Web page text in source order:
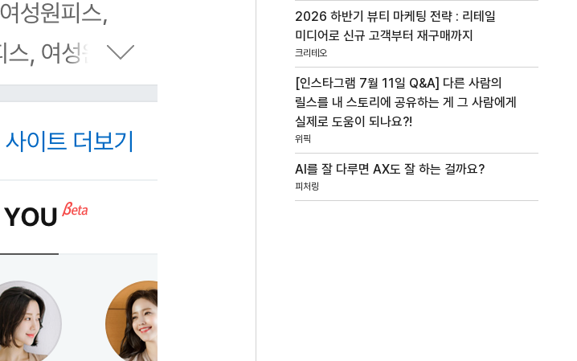
2026 하반기 뷰티 마케팅 전략 : 리테일
미디어로 신규 고객부터 재구매까지
크리테오
[인스타그램 7월 11일 Q&A] 다른 사람의
릴스를 내 스토리에 공유하는 게 그 사람에게
실제로 도움이 되나요?!
위픽
AI를 잘 다루면 AX도 잘 하는 걸까요?
피처링